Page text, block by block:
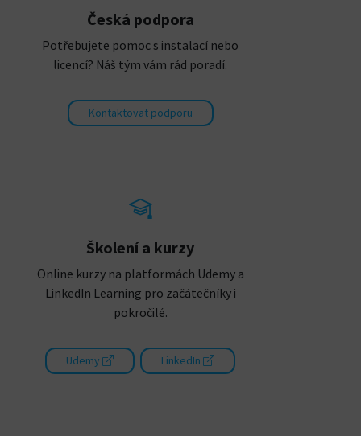
Česká podpora
Potřebujete pomoc s instalací nebo
licencí? Náš tým vám rád poradí.
Kontaktovat podporu
Školení a kurzy
Online kurzy na platformách Udemy a
LinkedIn Learning pro začátečníky i
pokročilé.
Udemy LinkedIn